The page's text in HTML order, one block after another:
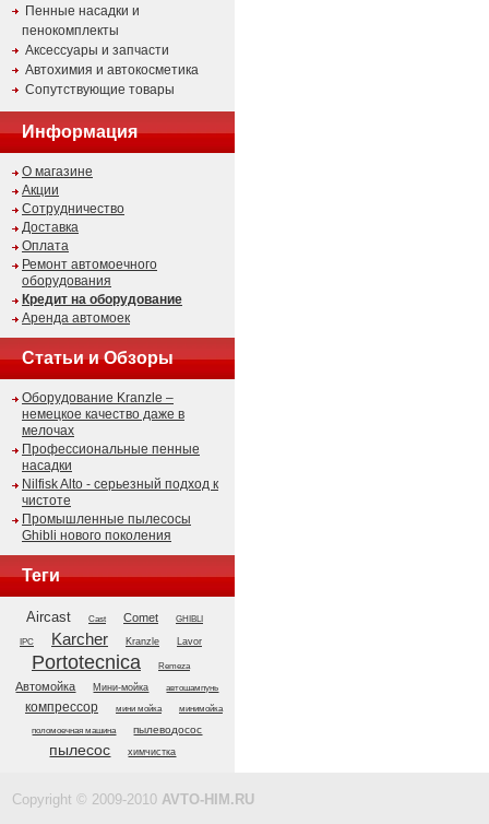
Пенные насадки и
пенокомплекты
Аксессуары и запчасти
Автохимия и автокосметика
Сопутствующие товары
Информация
О магазине
Акции
Сотрудничество
Доставка
Оплата
Ремонт автомоечного
оборудования
Кредит на оборудование
Аренда автомоек
Статьи и Обзоры
Оборудование Kranzle –
немецкое качество даже в
мелочах
Профессиональные пенные
насадки
Nilfisk Alto - серьезный подход к
чистоте
Промышленные пылесосы
Ghibli нового поколения
Теги
Aircast Cast Comet GHIBLI
IPC Karcher Kranzle Lavor
Portotecnica Remeza
Автомойка Мини-мойка автошампунь
компрессор мини мойка минимойка
поломоечная машина пылеводосос
пылесос химчистка
Copyright © 2009-2010 AVTO-HIM.RU